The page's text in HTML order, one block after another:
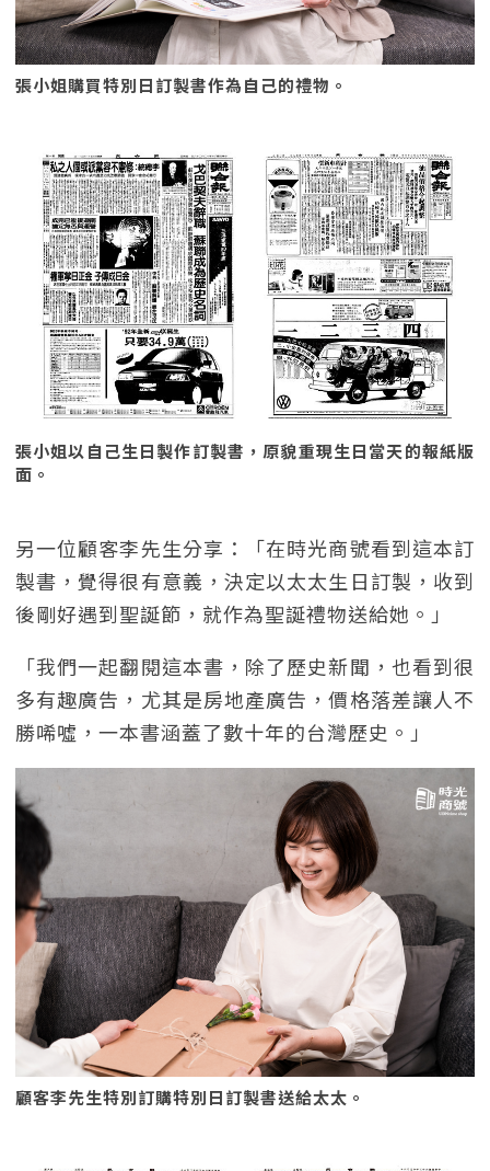
張小姐購買特別日訂製書作為自己的禮物。
張小姐以自己生日製作訂製書，原貌重現生日當天的報紙版
面。
另一位顧客李先生分享：「在時光商號看到這本訂
製書，覺得很有意義，決定以太太生日訂製，收到
後剛好遇到聖誕節，就作為聖誕禮物送給她。」
「我們一起翻閱這本書，除了歷史新聞，也看到很
多有趣廣告，尤其是房地產廣告，價格落差讓人不
勝唏噓，一本書涵蓋了數十年的台灣歷史。」
顧客李先生特別訂購特別日訂製書送給太太。